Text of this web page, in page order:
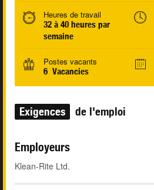
Heures de travail
32 à 40 heures par
semaine
Postes vacants
6 Vacancies
Exigences de l'emploi
Employeurs
Klean-Rite Ltd.